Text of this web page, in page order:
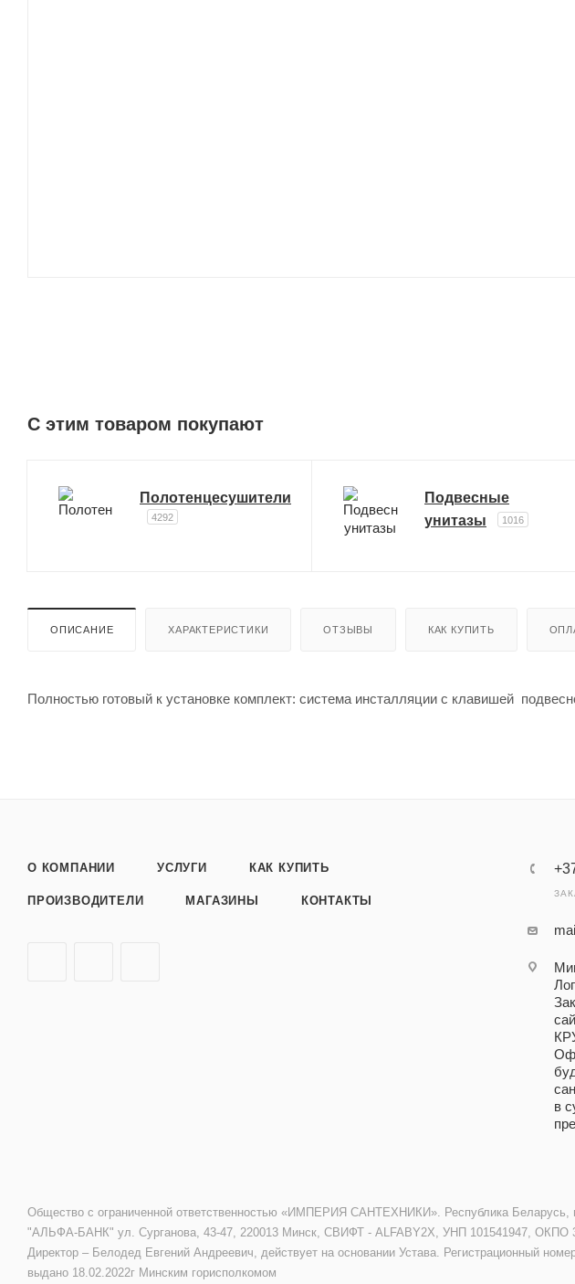
C этим товаром покупают
Полотенцесушители
4292
Подвесные
унитазы
1016
ОПИСАНИЕ ХАРАКТЕРИСТИКИ ОТЗЫВЫ КАК КУПИТЬ
Полностью готовый к установке комплект: система инсталляции с клавишей
О КОМПАНИИ УСЛУГИ КАК КУПИТЬ
ПРОИЗВОДИТЕЛИ МАГАЗИНЫ КОНТАКТЫ
в
Общество с ограниченной ответственностью «ИМПЕРИЯ САНТЕХНИКИ». Республика
"АЛЬФА-БАНК" ул. Сурганова, 43-47, 220013 Минск, СВИФТ - ALFABY2X, УНП 101541947, ОКПО
Директор – Белодед Евгений Андреевич, действует на основании Устава. Регистрационный
выдано 18.02.2022г Минским горисполкомом